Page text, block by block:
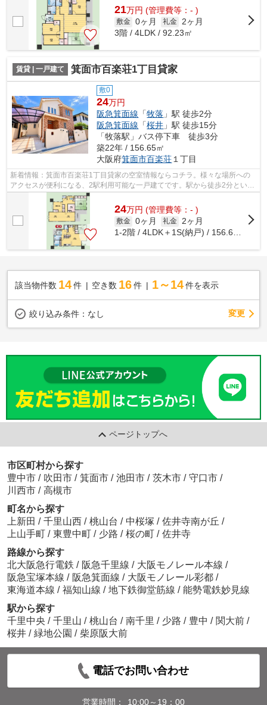
21万円 (管理費等：- )
敷金 0ヶ月 礼金 2ヶ月
3階 / 4LDK / 92.23㎡
賃貸 | 一戸建て 箕面市百楽荘1丁目貸家
敷0
24万円
阪急箕面線 「牧落 」駅 徒歩2分
阪急箕面線 「桜井 」駅 徒歩15分
「牧落駅」バス停下車 徒歩3分
築22年 / 156.65㎡
大阪府箕面市百楽荘 １丁目
新着情報：箕面市百楽荘1丁目貸家の空室情報ならコチラ。様々な場所への
アクセスが便利になる、2駅利用可能な一戸建てです。駅から徒歩2分という
アクセス良好な駅近物件はいかがですか...
24万円 (管理費等：- )
敷金 0ヶ月 礼金
2ヶ月
該当物件数 14件 空き数 16 件 1～14 件を表示
絞り込み条件： なし 変更
ページトップへ
市区町村から探す
豊中市 / 吹田市 / 箕面市 / 池田市 / 茨木市 / 守口市 /
川西市 / 高槻市
町名から探す
上新田 / 千里山西 / 桃山台 / 中桜塚 / 佐井寺南が丘 /
上山手町 / 東豊中町 / 少路 / 桜の町 / 佐井寺
路線から探す
北大阪急行電鉄 / 阪急千里線 / 大阪モノレール本線 /
阪急宝塚本線 / 阪急箕面線 / 大阪モノレール彩都 /
東海道本線 / 福知山線 / 地下鉄御堂筋線 / 能勢電鉄妙見線
駅から探す
千里中央 / 千里山 / 桃山台 / 南千里 / 少路 / 豊中 / 関大前 /
桜井 / 緑地公園 / 柴原阪大前
電話でお問い合わせ
営業時間： 10:00～19：00